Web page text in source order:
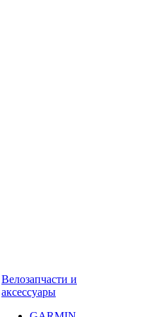
Велозапчасти и
аксессуары